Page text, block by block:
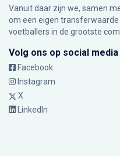
Vanuit daar zijn we, samen
om een eigen
voetballers in de grootste
Volg ons op social media
Facebook
Instagram
X
LinkedIn